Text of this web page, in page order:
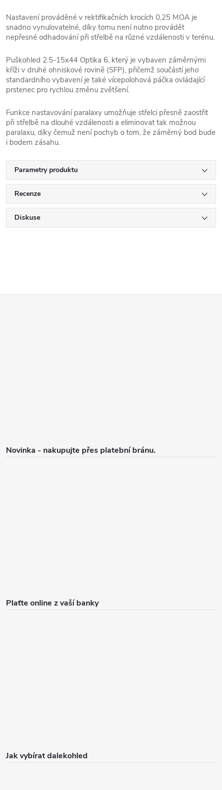
Nastavení prováděné v rektifikačních krocích 0,25 MOA je
snadno vynulovatelné, díky tomu není nutno provádět
nepřesné odhadování při střelbě na různé vzdálenosti v terénu.
Puškohled 2.5-15x44 Optika 6, který je vybaven záměrnými
kříži v druhé ohniskové rovině (SFP), přičemž součástí jeho
standardního vybavení je také vícepolohová páčka ovládající
prstenec pro rychlou změnu zvětšení.
Funkce nastavování paralaxy umožňuje střelci přesně zaostřit
při střelbě na dlouhé vzdálenosti a eliminovat tak možnou
paralaxu, díky čemuž není pochyb o tom, že záměrný bod bude
i bodem zásahu.
Parametry produktu
Recenze
Diskuse
Novinka - nakupujte přes platební bránu.
Plaťte online z vaší banky
Jak vybírat dalekohled